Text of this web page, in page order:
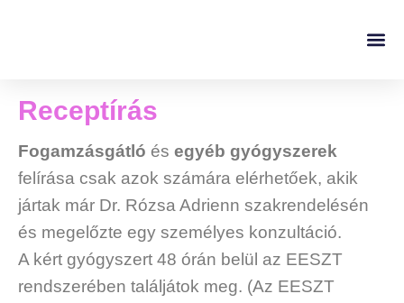
Receptírás
Fogamzásgátló és egyéb gyógyszerek
felírása csak azok számára elérhetőek, akik
jártak már Dr. Rózsa Adrienn szakrendelésén
és megelőzte egy személyes konzultáció.
A kért gyógyszert 48 órán belül az EESZT
rendszerében találjátok meg. (Az EESZT